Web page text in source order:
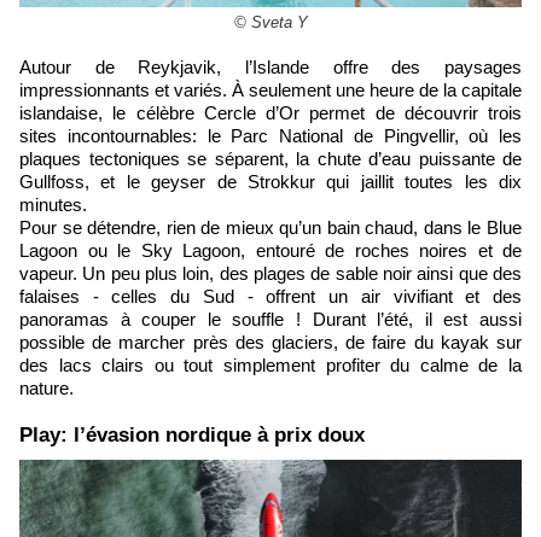
© Sveta Y
Autour de Reykjavik, l’Islande offre des paysages
impressionnants et variés. À seulement une heure de la capitale
islandaise, le célèbre Cercle d’Or permet de découvrir trois
sites incontournables: le Parc National de Pingvellir, où les
plaques tectoniques se séparent, la chute d’eau puissante de
Gullfoss, et le geyser de Strokkur qui jaillit toutes les dix
minutes.
Pour se détendre, rien de mieux qu’un bain chaud, dans le Blue
Lagoon ou le Sky Lagoon, entouré de roches noires et de
vapeur. Un peu plus loin, des plages de sable noir ainsi que des
falaises - celles du Sud - offrent un air vivifiant et des
panoramas à couper le souffle ! Durant l’été, il est aussi
possible de marcher près des glaciers, de faire du kayak sur
des lacs clairs ou tout simplement profiter du calme de la
nature.
Play: l’évasion nordique à prix doux